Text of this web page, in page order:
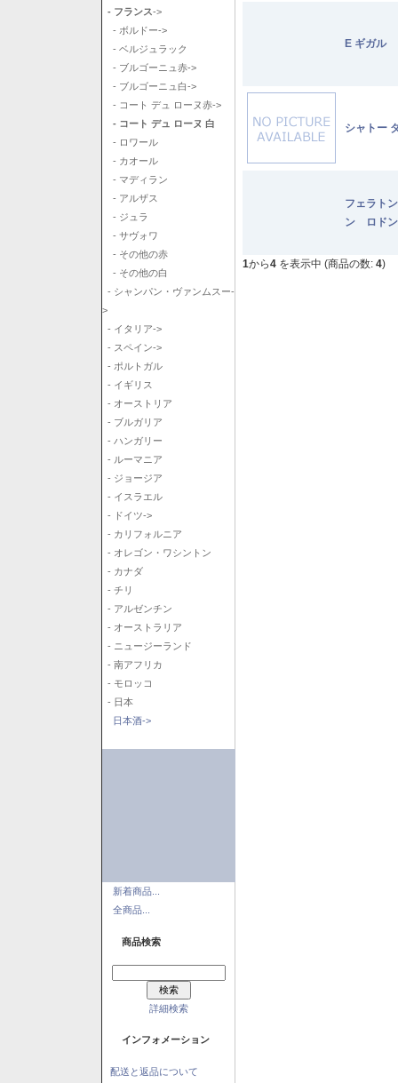
- フランス->
- ボルドー->
- ベルジュラック
- ブルゴーニュ赤->
- ブルゴーニュ白->
- コート デュ ローヌ赤->
- コート デュ ローヌ 白
- ロワール
- カオール
- マディラン
- アルザス
- ジュラ
- サヴォワ
- その他の赤
- その他の白
- シャンパン・ヴァンムスー-
>
- イタリア->
- スペイン->
- ポルトガル
- イギリス
- オーストリア
- ブルガリア
- ハンガリー
- ルーマニア
- ジョージア
- イスラエル
- ドイツ->
- カリフォルニア
- オレゴン・ワシントン
- カナダ
- チリ
- アルゼンチン
- オーストラリア
- ニュージーランド
- 南アフリカ
- モロッコ
- 日本
日本酒->
新着商品...
全商品...
商品検索
詳細検索
インフォメーション
配送と返品について
E ギガル
シャトー
フェラト
ン ロド
1から4 を表示中 (商品の数: 4)